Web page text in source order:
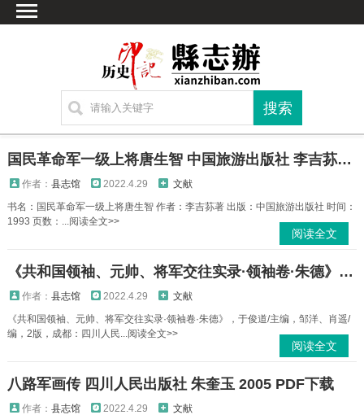
繁体字转换
国民革命军一级上将唐生智 中国旅游出版社 李吉荪著 1993 PDF下载
作者： 县志馆 2022.4.29
文献
书名：国民革命军一级上将唐生智 作者：李吉荪著 出版：中国旅游出版社 时间：
1993 页数：...阅读全文>>
阅读全文
《共和国领袖、元帅、将军交往实录·领袖卷·朱德》 PDF下载
作者： 县志馆 2022.4.29
文献
《共和国领袖、元帅、将军交往实录·领袖卷·朱德》，于俊道/主编，邹洋、肖遥/
编，2版，成都：四川人民...阅读全文>>
阅读全文
八路军画传 四川人民出版社 朱奎玉 2005 PDF下载
作者： 县志馆 2022.4.29
文献